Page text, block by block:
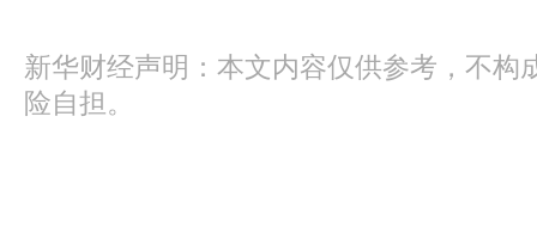
新华财经声明：本文内容仅供参考，不构
险自担。